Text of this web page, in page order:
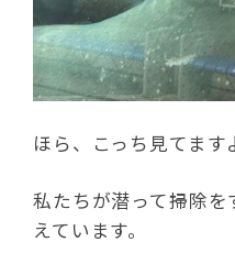
ほら、こっち見てます
私たちが潜って掃除
えています。